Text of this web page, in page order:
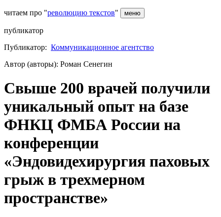
читаем про "революцию текстов" меню
публикатор
Публикатор: Коммуникационное агентство
Автор (авторы): Роман Сенегин
Свыше 200 врачей получили
уникальный опыт на базе
ФНКЦ ФМБА России на
конференции
«Эндовидехирургия паховых
грыж в трехмерном
пространстве»